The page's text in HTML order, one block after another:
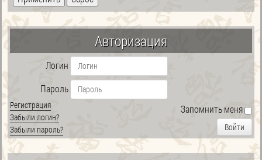
Авторизация
Логин
Пароль
Запомнить меня
Войти
Регистрация
Забыли логин?
Забыли пароль?